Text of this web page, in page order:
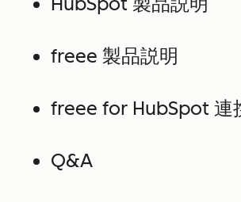
freee 製品説明
freee for HubSpot 連
Q&A